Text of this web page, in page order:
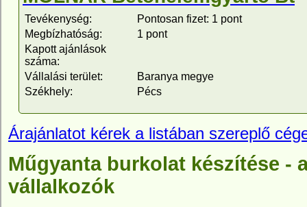
Tevékenység:
Pontosan fizet: 1 pont
Megbízhatóság:
1 pont
Kapott ajánlások
száma:
Vállalási terület:
Baranya megye
Székhely:
Pécs
Árajánlatot kérek a listában szereplő
Műgyanta burkolat készítése -
vállalkozók